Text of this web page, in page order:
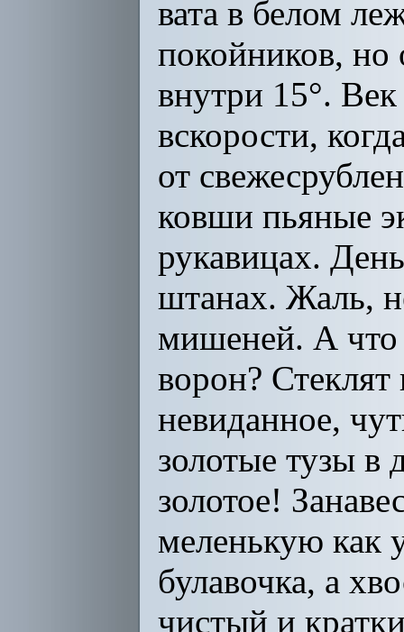
вата в белом
покойников, но
внутри 15°.
вскорости,
от
ковши пьяные
рукавицах.
штанах. Жаль,
мишеней. А что
ворон?
невиданное,
золотые тузы в
золотое!
меленькую как
булавочка, а
чистый и